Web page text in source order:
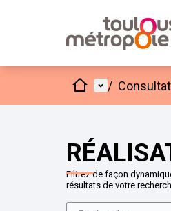
Accueil
Menu
/
Filtrez de façon
résultats de votre